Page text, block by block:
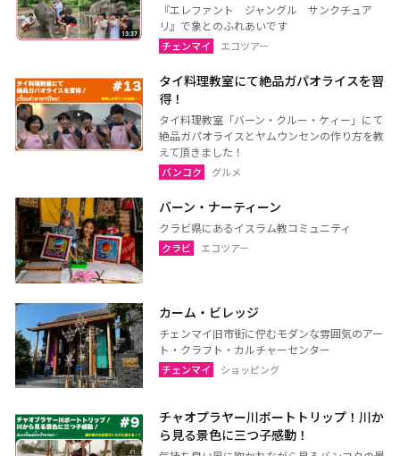
ノンタブリー
パトゥムターニー
ペッチャブリー
プラチュアップキリカン
サラブリー
スパンブリー
プーケット
サムイ島（スラーターニ
ー）
クラビ
ランタ島（クラビ）
トラン
カオラック（パンガー）
チュンポーン
ナラーティワート
ナコーンシータマラート
パッターニー
パッタルン
ラノーン
ソンクラー
スラーターニー
ヤラー
『エレファント ジャングル サンクチュア
リ』で象とのふれあいです
チェンマイ エコツアー
タイ料理教室にて絶品ガパオライスを習
得！
タイ料理教室「バーン・クルー・ケィー」にて
絶品ガパオライスとヤムウンセンの作り方を教
えて頂きました！
バンコク グルメ
バーン・ナーティーン
クラビ県にあるイスラム教コミュニティ
クラビ エコツアー
カーム・ビレッジ
チェンマイ旧市街に佇むモダンな雰囲気のアー
ト・クラフト・カルチャーセンター
チェンマイ ショッピング
チャオプラヤー川ボートトリップ！川か
ら見る景色に三つ子感動！